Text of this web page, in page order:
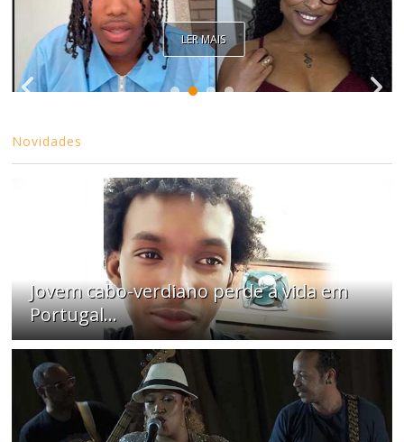
LER MAIS
Novidades
Jovem cabo-verdiano perde a vida em
Portugal...